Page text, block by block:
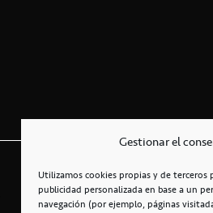
Gestionar el
Utilizamos cookies propias y de
publicidad personalizada en base a un
navegación (por ejemplo, páginas